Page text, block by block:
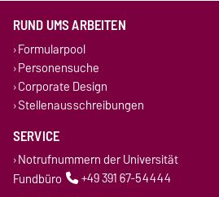
RUND UMS ARBEITEN
Formularpool
Personensuche
Corporate Design
Stellenausschreibungen
SERVICE
Notrufnummern der Universität
Fundbüro
+49 391 67-54444